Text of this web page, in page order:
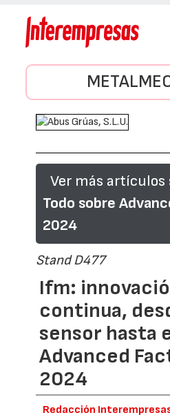
Ver más artículos
Todo sobre
2024
Stand D477
Ifm:
continua,
sensor hasta
Advanced
2024
Redacción